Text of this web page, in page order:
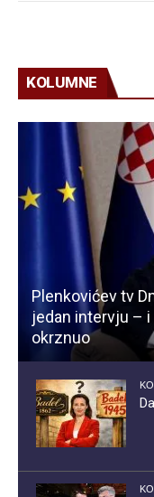
KOLUMNE
Plenkovićev tv
jedan intervju –
okrznuo